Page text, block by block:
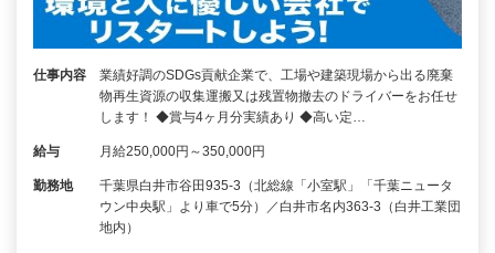
仕事内容
業績好調のSDGs貢献企業で、工場や建築現場から出る廃棄
物再生資源の収集運搬又は残置物撤去のドライバーをお任せ
します！ ◆賞与4ヶ月分実績あり ◆高い定…
給与 月給250,000円～350,000円
勤務地
千葉県白井市谷田935-3（北総線「小室駅」「千葉ニュータ
ウン中央駅」より車で5分）／白井市名内363-3（白井工業団
地内）